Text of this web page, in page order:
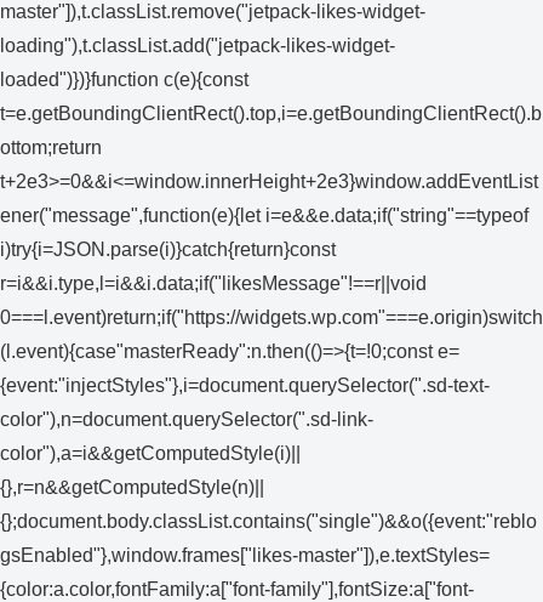
master"]),t.classList.remove("jetpack-likes-widget-
loading"),t.classList.add("jetpack-likes-widget-
loaded")})}function c(e){const
t=e.getBoundingClientRect().top,i=e.getBoundingClientRect().b
ottom;return
t+2e3>=0&&i<=window.innerHeight+2e3}window.addEventList
ener("message",function(e){let i=e&&e.data;if("string"==typeof
i)try{i=JSON.parse(i)}catch{return}const
r=i&&i.type,l=i&&i.data;if("likesMessage"!==r||void
0===l.event)return;if("https://widgets.wp.com"===e.origin)switch
(l.event){case"masterReady":n.then(()=>{t=!0;const e=
{event:"injectStyles"},i=document.querySelector(".sd-text-
color"),n=document.querySelector(".sd-link-
color"),a=i&&getComputedStyle(i)||
{},r=n&&getComputedStyle(n)||
{};document.body.classList.contains("single")&&o({event:"reblo
gsEnabled"},window.frames["likes-master"]),e.textStyles=
{color:a.color,fontFamily:a["font-family"],fontSize:a["font-